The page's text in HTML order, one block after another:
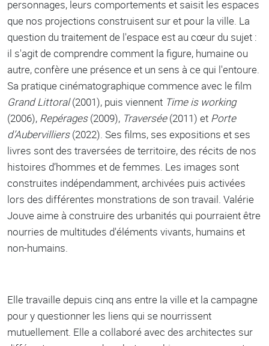
personnages, leurs comportements et saisit les espaces
que nos projections construisent sur et pour la ville. La
question du traitement de l'espace est au cœur du sujet :
il s'agit de comprendre comment la figure, humaine ou
autre, confère une présence et un sens à ce qui l'entoure.
Sa pratique cinématographique commence avec le film
Grand Littoral(2001), puis viennent Time is working
(2006), Repérages(2009), Traversée(2011) et Porte
d’Aubervilliers(2022). Ses films, ses expositions et ses
livres sont des traversées de territoire, des récits de nos
histoires d’hommes et de femmes. Les images sont
construites indépendamment, archivées puis activées
lors des différentes monstrations de son travail. Valérie
Jouve aime à construire des urbanités qui pourraient être
nourries de multitudes d'éléments vivants, humains et
non-humains.
Elle travaille depuis cinq ans entre la ville et la campagne
pour y questionner les liens qui se nourrissent
mutuellement. Elle a collaboré avec des architectes sur